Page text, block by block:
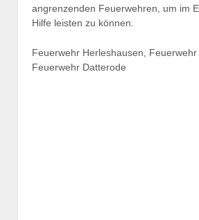
angrenzenden Feuerwehren, um im
Hilfe leisten zu können.
Feuerwehr Herleshausen, Feuerwehr
Feuerwehr Datterode